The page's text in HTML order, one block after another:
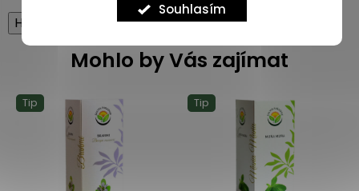
Souhlasím
High-contrast mode
Mohlo by Vás zajímat
Tip Tip